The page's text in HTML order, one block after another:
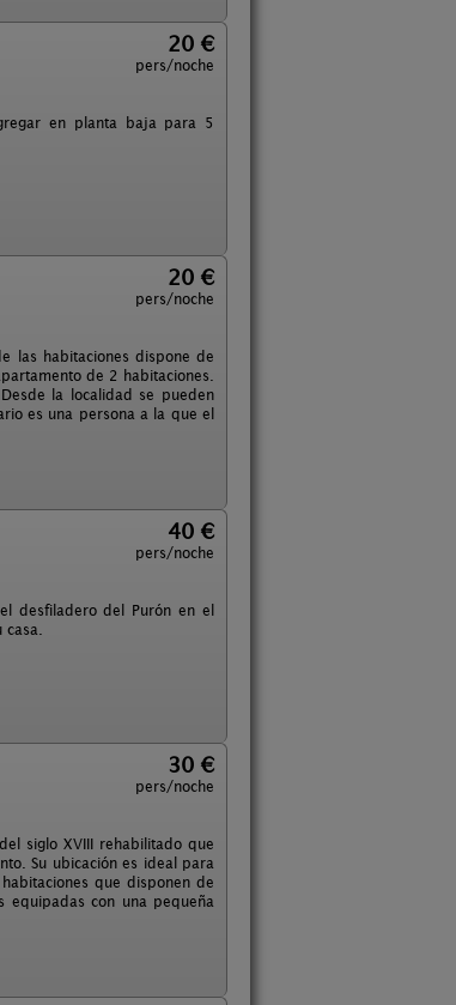
20 €
pers/noche
en planta baja para 5
20 €
pers/noche
las habitaciones dispone de
de 2 habitaciones.
la localidad se pueden
es una persona a la que el
40 €
pers/noche
desfiladero del Purón en el
30 €
pers/noche
siglo XVIII rehabilitado que
Su ubicación es ideal para
que disponen de
equipadas con una pequeña